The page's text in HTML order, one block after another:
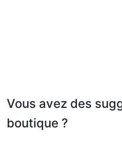
Vous avez des
boutique ?